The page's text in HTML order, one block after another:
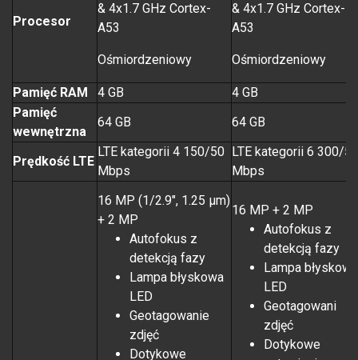
Procesor
& 4x1.7 GHz Cortex-
A53
Ośmiordzeniowy
& 4x1.7 GHz Cortex-
A53
Ośmiordzeniowy
Pamięć RAM 4 GB
4 GB
Pamięć
wewnętrzna
64 GB 64 GB
Prędkość LTE
LTE kategorii 4 150/50
Mbps
LTE kategorii 6 300/50
Mbps
16 MP (1/2.9", 1.25 µm)
+ 2 MP
Autofokus z
detekcją fazy
Lampa błyskowa
LED
Geotagowanie
zdjęć
Dotykowe
16 MP + 2 MP
Autofokus z
detekcją fazy
Lampa błyskowa
LED
Geotagowani
zdjęć
Dotykowe